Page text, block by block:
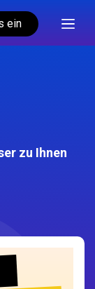
ein
zu Ihnen